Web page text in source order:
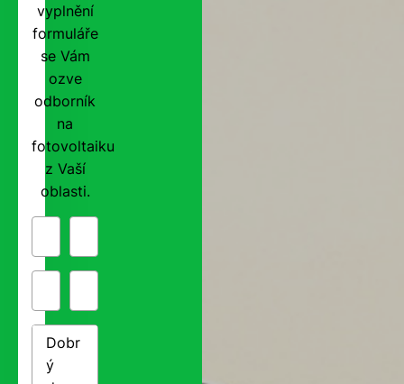
vyplnění
formuláře
se Vám
ozve
odborník
na
fotovoltaiku
z Vaší
oblasti.